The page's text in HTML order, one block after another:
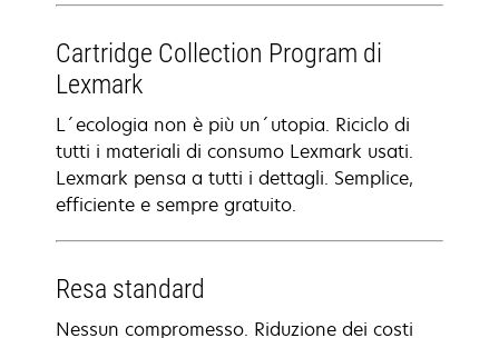
Cartridge Collection Program di
Lexmark
L´ecologia non è più un´utopia. Riciclo di
tutti i materiali di consumo Lexmark usati.
Lexmark pensa a tutti i dettagli. Semplice,
efficiente e sempre gratuito.
Resa standard
Nessun compromesso. Riduzione dei costi